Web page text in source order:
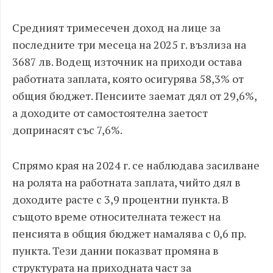
Средният тримесечен доход на лице за
последните три месеца на 2025 г. възлиза на
3687 лв. Водещ източник на приходи остава
работната заплата, която осигурява 58,3% от
общия бюджет. Пенсиите заемат дял от 29,6%,
а доходите от самостоятелна заетост
допринасят със 7,6%.
Спрямо края на 2024 г. се наблюдава засилване
на ролята на работната заплата, чийто дял в
доходите расте с 3,9 процентни пункта. В
същото време относителната тежест на
пенсията в общия бюджет намалява с 0,6 пр.
пункта. Тези данни показват промяна в
структурата на приходната част за